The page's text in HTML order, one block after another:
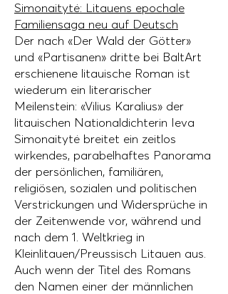
Simonaitytė: Litauens epochale
Familiensaga neu auf Deutsch
Der nach «Der Wald der Götter»
und «Partisanen» dritte bei BaltArt
erschienene litauische Roman ist
wiederum ein literarischer
Meilenstein: «Vilius Karalius» der
litauischen Nationaldichterin Ieva
Simonaitytė breitet ein zeitlos
wirkendes, parabelhaftes Panorama
der persönlichen, familiären,
religiösen, sozialen und politischen
Verstrickungen und Widersprüche in
der Zeitenwende vor, während und
nach dem 1. Weltkrieg in
Kleinlitauen/Preussisch Litauen aus.
Auch wenn der Titel des Romans
den Namen einer der männlichen